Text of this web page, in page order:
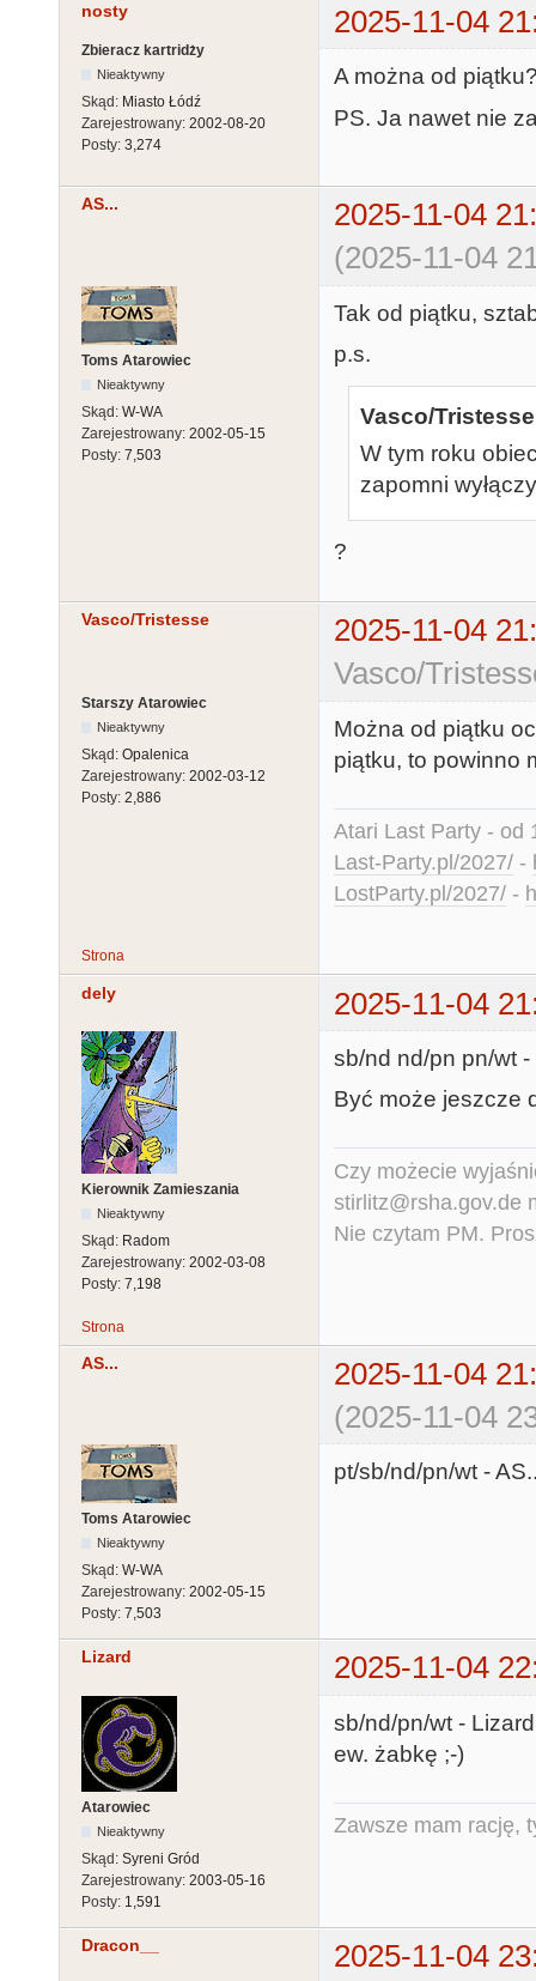
nosty 2025-11-04
Zbieracz kartridży
Nieaktywny
Skąd: Miasto Łódź
Zarejestrowany: 2002-08-20
Posty: 3,274
A można od
PS. Ja nawet nie
AS...
2025-11-04
(2025-11-04
Toms Atarowiec
Nieaktywny
Skąd: W-WA
Zarejestrowany: 2002-05-15
Posty: 7,503
Tak od piątku,
p.s.
Vasco/
W tym roku
zapomni
?
Vasco/Tristesse
2025-11-04
Vasco/
Starszy Atarowiec
Nieaktywny
Skąd: Opalenica
Zarejestrowany: 2002-03-12
Posty: 2,886
Można od piątku
piątku, to powinno
Atari Last Party - od
Last-Party.pl/2027/ -
LostParty.pl/2027/ -
Strona
dely 2025-11-04
Kierownik Zamieszania
Nieaktywny
Skąd: Radom
Zarejestrowany: 2002-03-08
Posty: 7,198
sb/nd nd/pn pn/wt
Być może jeszcze
Czy możecie
stirlitz@rsha.gov.de
Nie czytam PM.
Strona
AS...
2025-11-04
(2025-11-04
Toms Atarowiec
Nieaktywny
Skąd: W-WA
Zarejestrowany: 2002-05-15
Posty: 7,503
pt/sb/nd/pn/wt -
Lizard 2025-11-04
Atarowiec
Nieaktywny
Skąd: Syreni Gród
Zarejestrowany: 2003-05-16
Posty: 1,591
sb/nd/pn/wt -
ew. żabkę ;-)
Zawsze mam rację,
Dracon__ 2025-11-04